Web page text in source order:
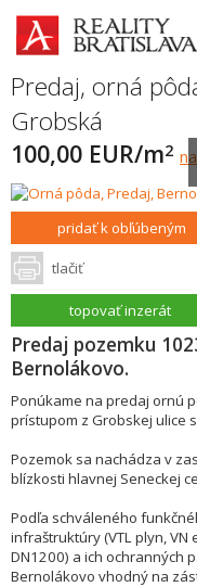
Predaj, orná
Grobská
100,00 EUR/m2
pridať k obľúbeným
tlačiť
topovať inzerát
Predaj pozemku
Bernolákovo.
Ponúkame na predaj ornú
prístupom z Grobskej ulice
Pozemok sa nachádza v
blízkosti hlavnej Seneckej
Podľa schváleného
infraštruktúry (VTL plyn,
DN1200) a ich ochranných
Bernolákovo vhodný na